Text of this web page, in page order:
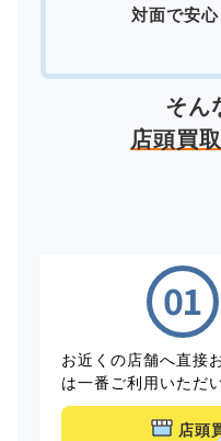
対面で安心
そん
店頭買取
お近くの店舗へ直接
は一番ご利用いただ
店頭